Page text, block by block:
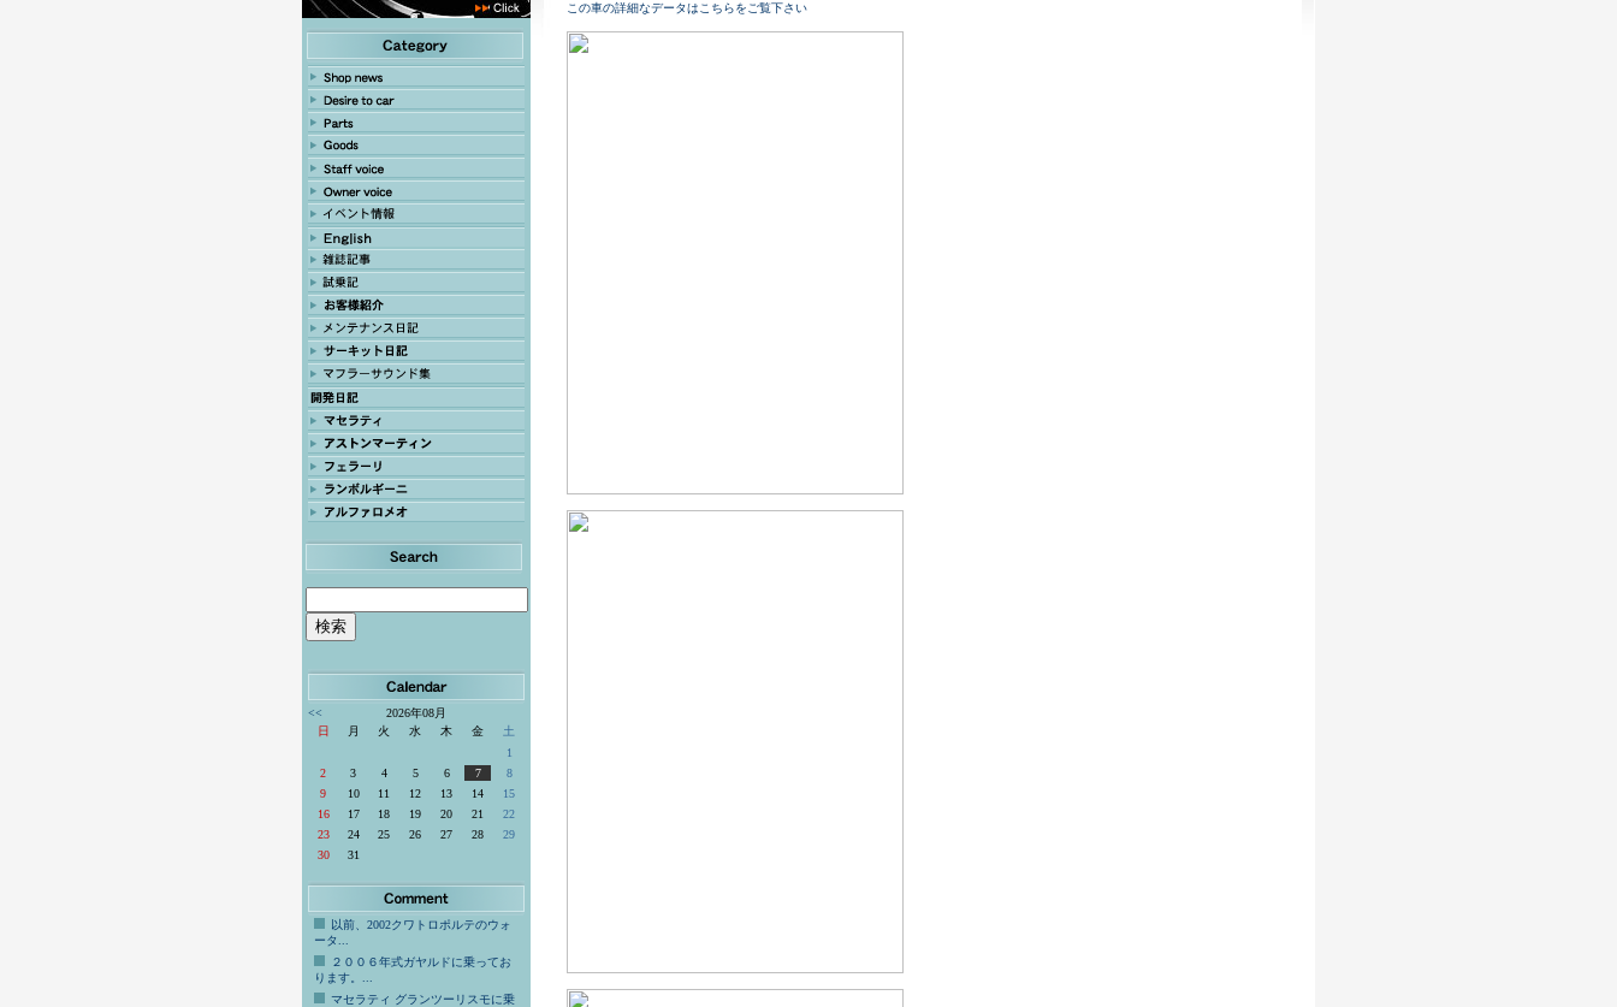
<<
2026年08月
日
月 火 水 木 金
土
1
2
3 4 5 6 7
8
9
10 11 12 13 14
15
16
17 18 19 20 21
22
23
24 25 26 27 28
29
30
31
以前、2002クワトロポルテのウォ
ータ...
２００６年式ガヤルドに乗ってお
ります。...
マセラティ グランツーリスモに乗
この車の詳細なデータはこちらをご覧下さい